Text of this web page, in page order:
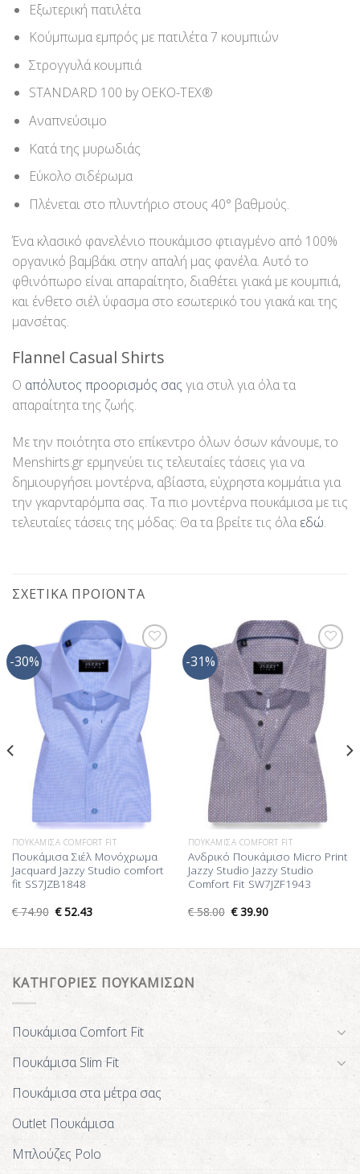
Εξωτερική πατιλέτα
Κούμπωμα εμπρός με πατιλέτα 7 κουμπιών
Στρογγυλά κουμπιά
STANDARD 100 by OEKO-TEX®
Αναπνεύσιμο
Κατά της μυρωδιάς
Εύκολο σιδέρωμα
Πλένεται στο πλυντήριο στους 40° βαθμούς.
Ένα κλασικό φανελένιο πουκάμισο φτιαγμένο από 100%
οργανικό βαμβάκι στην απαλή μας φανέλα. Αυτό το
φθινόπωρο είναι απαραίτητο, διαθέτει γιακά με κουμπιά,
και ένθετο σιέλ ύφασμα στο εσωτερικό του γιακά και της
μανσέτας.
Flannel Casual Shirts
Ο απόλυτος προορισμός σας για στυλ για όλα τα
απαραίτητα της ζωής.
Με την ποιότητα στο επίκεντρο όλων όσων κάνουμε, το
Menshirts.gr ερμηνεύει τις τελευταίες τάσεις για να
δημιουργήσει μοντέρνα, αβίαστα, εύχρηστα κομμάτια για
την γκαρνταρόμπα σας. Τα πιο μοντέρνα πουκάμισα με τις
τελευταίες τάσεις της μόδας: Θα τα βρείτε τις όλα εδώ.
ΣΧΕΤΙΚΆ ΠΡΟΪΌΝΤΑ
-30%
στη Λίστα
Επιθυμίας
ΠΟΥΚΆΜΙΣΑ COMFORT FIT
Πουκάμισα Σιέλ Μονόχρωμα
Jacquard Jazzy Studio comfort
fit SS7JZB1848
€74.90 €52.43
-31%
Προσθήκη
στη Λίστα
Επιθυμίας
ΠΟΥΚΆΜΙΣΑ COMFORT FIT
Ανδρικό Πουκάμισο Micro Print
Jazzy Studio Jazzy Studio
Comfort Fit SW7JZF1943
€58.00 €39.90
ΚΑΤΗΓΟΡΙΕΣ ΠΟΥΚΑΜΙΣΩΝ
Πουκάμισα Comfort Fit
Πουκάμισα Slim Fit
Πουκάμισα στα μέτρα σας
Outlet Πουκάμισα
Μπλούζες Polo